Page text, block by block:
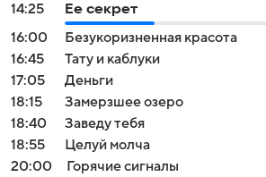
14:25
Ее секрет
16:00
Безукоризненная красота
16:45
Тату и каблуки
17:05
Деньги
18:15
Замерзшее озеро
18:40
Заведу тебя
18:55
Целуй молча
20:00
Горячие сигналы